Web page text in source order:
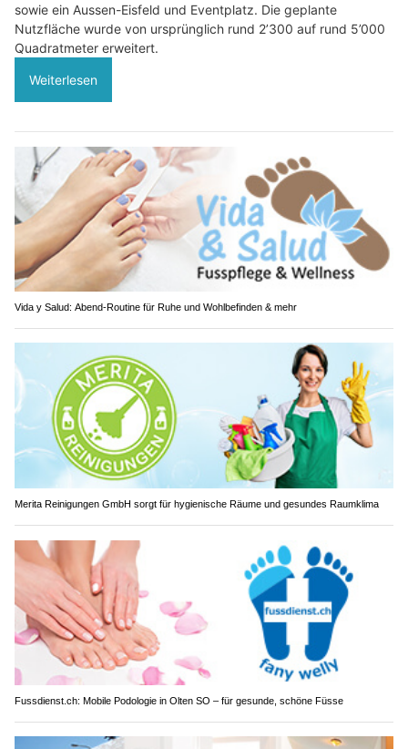
sowie ein Aussen-Eisfeld und Eventplatz. Die geplante
Nutzfläche wurde von ursprünglich rund 2’300 auf rund 5’000
Quadratmeter erweitert.
Weiterlesen
Vida y Salud: Abend-Routine für Ruhe und Wohlbefinden & mehr
Merita Reinigungen GmbH sorgt für hygienische Räume und gesundes Raumklima
Fussdienst.ch: Mobile Podologie in Olten SO – für gesunde, schöne Füsse